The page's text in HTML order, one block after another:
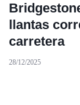
llantas
carretera
28/12/2025